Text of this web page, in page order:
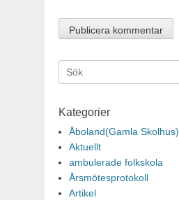
Sök
efter:
Kategorier
Åboland(Gamla Skolhus)
Aktuellt
ambulerade folkskola
Årsmötesprotokoll
Artikel